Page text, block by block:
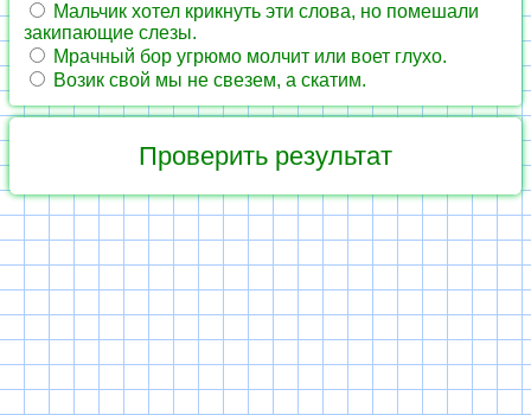
Мальчик хотел крикнуть эти слова, но помешали
закипающие слезы.
Мрачный бор угрюмо молчит или воет глухо.
Возик свой мы не свезем, а скатим.